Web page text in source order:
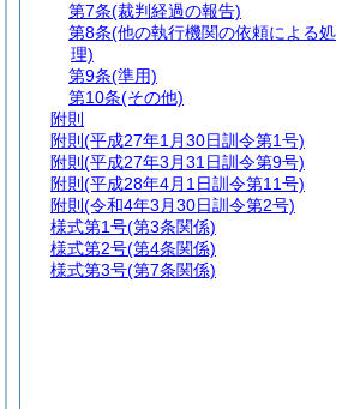
第7条(裁判経過の報告)
第8条(他の執行機関の依頼による処
理)
第9条(準用)
第10条(その他)
附則
附則 (平成27年1月30日訓令第1号)
附則 (平成27年3月31日訓令第9号)
附則 (平成28年4月1日訓令第11号)
附則 (令和4年3月30日訓令第2号)
様式第1号(第3条関係)
様式第2号(第4条関係)
様式第3号(第7条関係)